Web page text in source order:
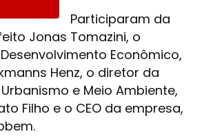
Participaram da
Jonas Tomazini, o
Econômico,
Henz, o diretor da
e Meio Ambiente,
Filho e o CEO da empresa,